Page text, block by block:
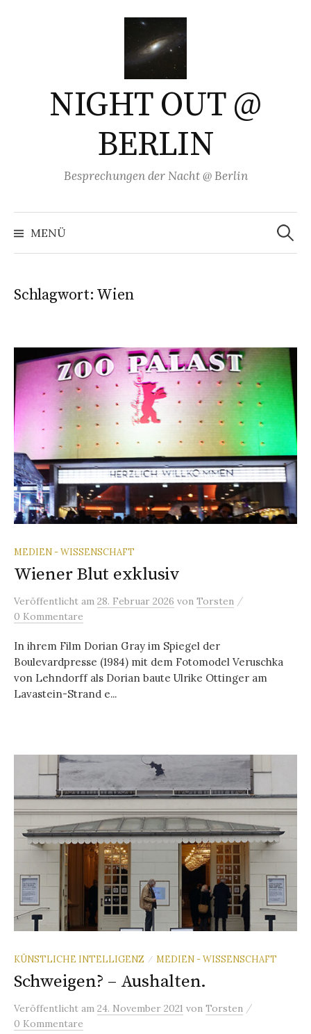
NIGHT OUT @
BERLIN
Besprechungen der Nacht @ Berlin
MENÜ
Suchen
nach:
Schlagwort: Wien
MEDIEN - WISSENSCHAFT
Wiener Blut exklusiv
Veröffentlicht am 28. Februar 2026 von Torsten /
0 Kommentare
In ihrem Film Dorian Gray im Spiegel der
Boulevardpresse (1984) mit dem Fotomodel Veruschka
von Lehndorff als Dorian baute Ulrike Ottinger am
Lavastein-Strand e...
KÜNSTLICHE INTELLIGENZ / MEDIEN - WISSENSCHAFT
Schweigen? – Aushalten.
Veröffentlicht am 24. November 2021 von Torsten /
0 Kommentare